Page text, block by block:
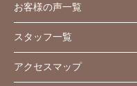
お客様の声一覧
スタッフ一覧
アクセスマップ